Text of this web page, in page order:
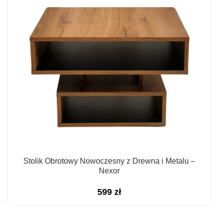
875 zł.
781 zł.
Stolik Obrotowy Nowoczesny z Drewna i Metalu –
Nexor
599 zł